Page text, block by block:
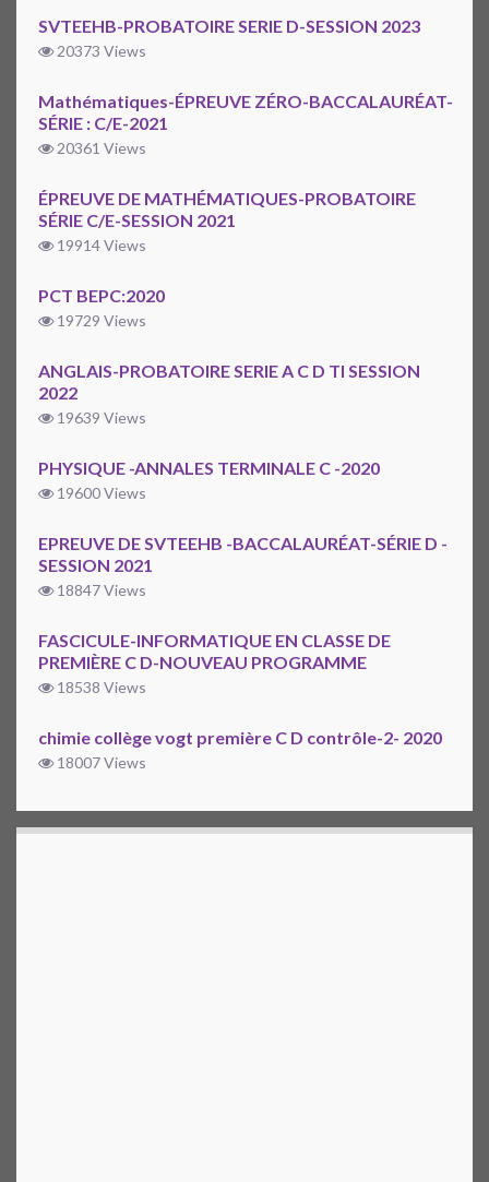
SVTEEHB-PROBATOIRE SERIE D-SESSION 2023
20373 Views
Mathématiques-ÉPREUVE ZÉRO-BACCALAURÉAT-
SÉRIE : C/E-2021
20361 Views
ÉPREUVE DE MATHÉMATIQUES-PROBATOIRE
SÉRIE C/E-SESSION 2021
19914 Views
PCT BEPC:2020
19729 Views
ANGLAIS-PROBATOIRE SERIE A C D TI SESSION
2022
19639 Views
PHYSIQUE -ANNALES TERMINALE C -2020
19600 Views
EPREUVE DE SVTEEHB -BACCALAURÉAT-SÉRIE D -
SESSION 2021
18847 Views
FASCICULE-INFORMATIQUE EN CLASSE DE
PREMIÈRE C D-NOUVEAU PROGRAMME
18538 Views
chimie collège vogt première C D contrôle-2- 2020
18007 Views